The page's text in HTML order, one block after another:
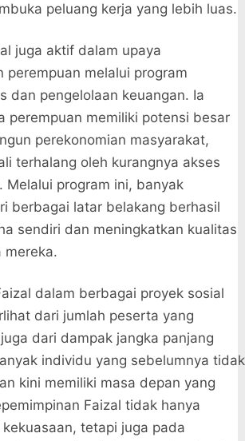
peluang kerja yang lebih luas.
juga aktif dalam upaya
perempuan melalui program
dan pengelolaan keuangan. Ia
perempuan memiliki potensi besar
perekonomian masyarakat,
terhalang oleh kurangnya akses
Melalui program ini, banyak
berbagai latar belakang berhasil
sendiri dan meningkatkan kualitas
mereka.
dalam berbagai proyek sosial
dari jumlah peserta yang
dari dampak jangka panjang
individu yang sebelumnya tidak
kini memiliki masa depan yang
Faizal tidak hanya
tetapi juga pada